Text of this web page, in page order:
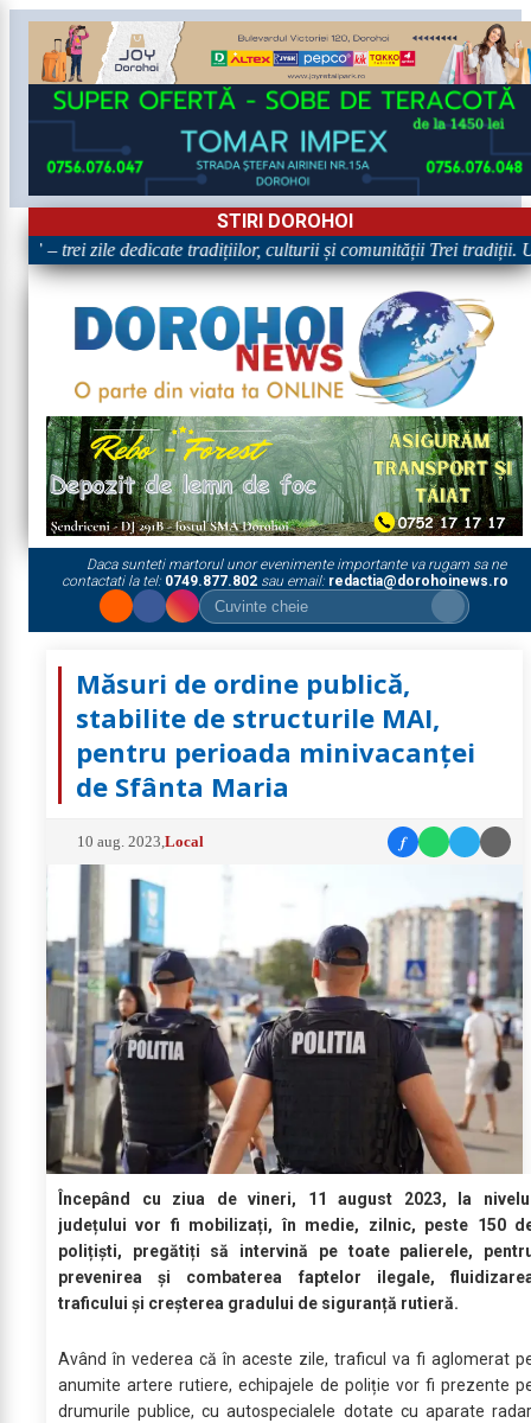
STIRI DOROHOI
„Dorohoiul, în Sărbătoare!” – trei zile dedicate tradițiilor,
Daca sunteti martorul unor evenimente importante va rugam sa ne
contactati la tel: 0749.877.802sau email: redactia@dorohoinews.ro
Măsuri de ordine publică,
stabilite de structurile MAI,
pentru perioada minivacanței
de Sfânta Maria
10 aug. 2023 ,Local f
Începând cu ziua de vineri, 11 august 2023, la
județului vor fi mobilizați, în medie, zilnic, peste 150
polițiști, pregătiți să intervină pe toate palierele,
prevenirea și combaterea faptelor ilegale,
traficului și creșterea gradului de siguranță rutieră.
Având în vederea că în aceste zile, traficul va fi aglomerat
anumite artere rutiere, echipajele de poliție vor fi prezente
drumurile publice, cu autospecialele dotate cu aparate